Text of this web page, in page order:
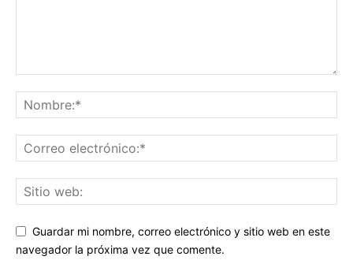
Guardar mi nombre, correo electrónico y sitio web en este
navegador la próxima vez que comente.